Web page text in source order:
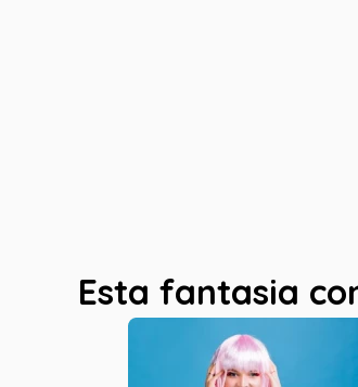
Esta fantasia